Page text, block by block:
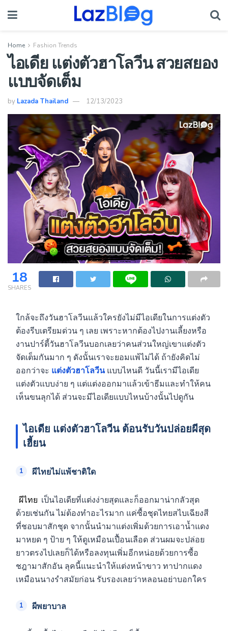
Home Fashion Trends
ไอเดีย แต่งตัวฮาโลวีน สวยสยอง
แบบจัดเต็ม
by Lazada Thailand 12/13/2023
18
SHARES
ใกล้จะถึงวันฮาโลวีนแล้วใครยังไม่มีไอเดียในการแต่งตัว
ต้องรีบเตรียมด่วน ๆ เลย เพราะหากต้องไปงานเลี้ยงหรือ
งานปาร์ตี้วันฮาโลวีนบอกเลยว่าคนส่วนใหญ่เขาแต่งตัว
จัดเต็มกันมาก ๆ ดังนั้นเราจะยอมแพ้ไม่ได้ ถ้ายังคิดไม่
ออกว่าจะ แต่งตัวฮาโลวีนแบบไหนดี วันนี้เรามีไอเดีย
แต่งตัวแบบง่าย ๆ แต่แต่งออกมาแล้วเข้าธีมและทำให้คน
เห็นขนลุกได้ ส่วนจะมีไอเดียแบบไหนบ้างนั้นไปดูกัน
ไอเดีย แต่งตัวฮาโลวีน ต้อนรับวันปล่อยผีสุด
เฮี้ยน
ผีไทยไม่แพ้ชาติใด
ผีไทย เป็นไอเดียที่แต่งง่ายสุดและก็ออกมาน่ากลัวสุด
ด้วยเช่นกัน ไม่ต้องทำอะไรมาก แค่ซื้อชุดไทยสไบเฉียงสี
ที่ชอบมาสักชุด จากนั้นนำมาแต่งเพิ่มด้วยการเอาน้ำแดง
มาหยด ๆ ป้าย ๆ ให้ดูเหมือนเปื้อนเลือด ส่วนผมจะปล่อย
ยาวตรงไปเลยก็ได้หรือลงทุนเพิ่มอีกหน่อยด้วยการซื้อ
ชฎามาสักอัน ลุคนี้แนะนำให้แต่งหน้าขาว ทาปากแดง
เหมือนนางรำสมัยก่อน รับรองเลยว่าหลอนอย่าบอกใคร
ผีพยาบาล